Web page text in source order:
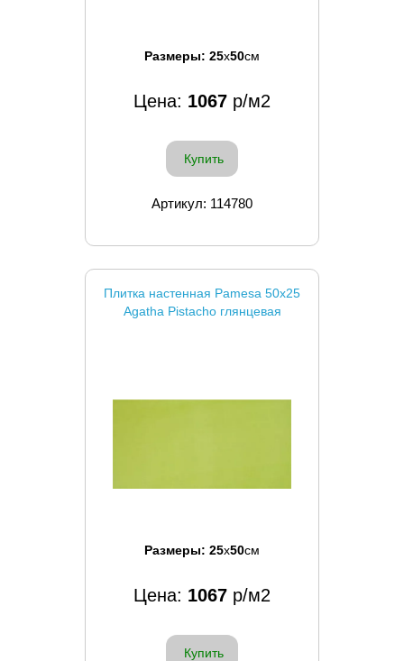
Размеры: 25x50см
Цена: 1067 р/м2
Купить
Артикул: 114780
Плитка настенная Pamesa 50x25
Agatha Pistacho глянцевая
Размеры: 25x50см
Цена: 1067 р/м2
Купить